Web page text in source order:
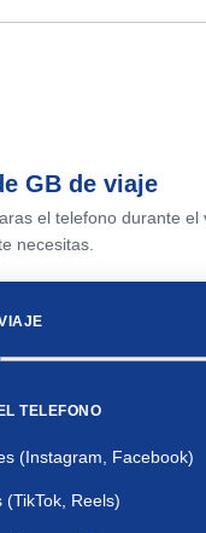
GB de viaje
el telefono durante el
necesitas.
TELEFONO
(Instagram, Facebook)
(TikTok, Reels)